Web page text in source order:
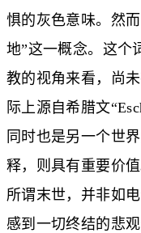
惧的灰色意味。然
地”这一概念。这个
教的视角来看，尚
际上源自希腊文
同时也是另一个世
释，则具有重要价
所谓末世，并非如
感到一切终结的悲